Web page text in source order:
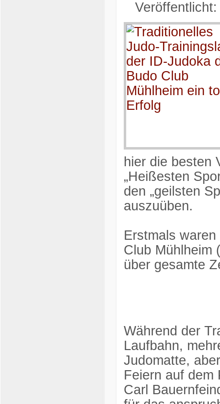
hier die besten
„Heißesten
den „geilsten
auszuüben.
Erstmals
Club Mühlheim
über gesamte
Während der
Laufbahn,
Judomatte,
Feiern auf dem
Carl